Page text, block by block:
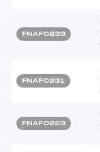
FNAF0233
FNAF0231
FNAF0223